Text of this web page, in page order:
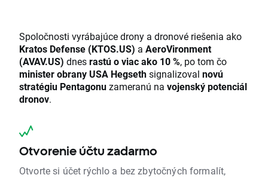
Spoločnosti vyrábajúce drony a dronové riešenia ako
Kratos Defense (KTOS.US) a AeroVironment
(AVAV.US) dnesrastú o viac ako 10 %, po tom čo
minister obrany USA Hegsethsignalizoval novú
stratégiu Pentagonuzameranú na vojenský potenciál
dronov.
Otvorenie účtu zadarmo
Otvorte si účet rýchlo a bez zbytočných formalít,